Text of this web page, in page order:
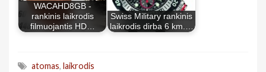
WACAHD8GB -
rankinis laikrodis
filmuojantis HD…
Swiss Military rankinis
laikrodis dirba 6 km.…
atomas, laikrodis